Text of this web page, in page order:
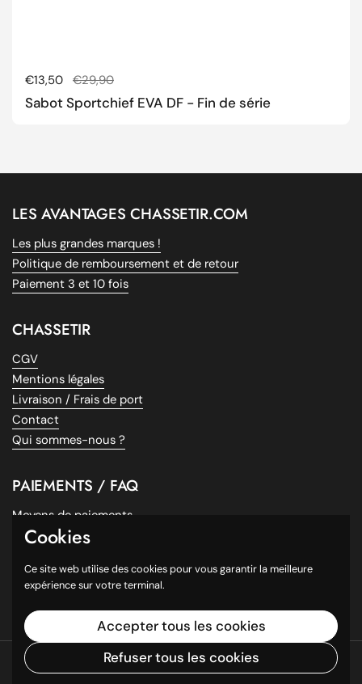
Prix régulier
€13,50 Prix de solde
€29,90
Sabot Sportchief EVA DF - Fin de série
LES AVANTAGES CHASSETIR.COM
Les plus grandes marques !
Politique de remboursement et de retour
Paiement 3 et 10 fois
CHASSETIR
CGV
Mentions légales
Livraison / Frais de port
Contact
Qui sommes-nous ?
PAIEMENTS / FAQ
Moyens de paiements
Payez en plusieurs fois !
Facebook
Instagram
Droits d'auteur © 2026ChasseTirDeals.com.Commerce
électronique propulsé par Shopify
Cookies
Ce site web utilise des cookies pour vous garantir la meilleure
expérience sur votre terminal.
Accepter tous les cookies
Refuser tous les cookies